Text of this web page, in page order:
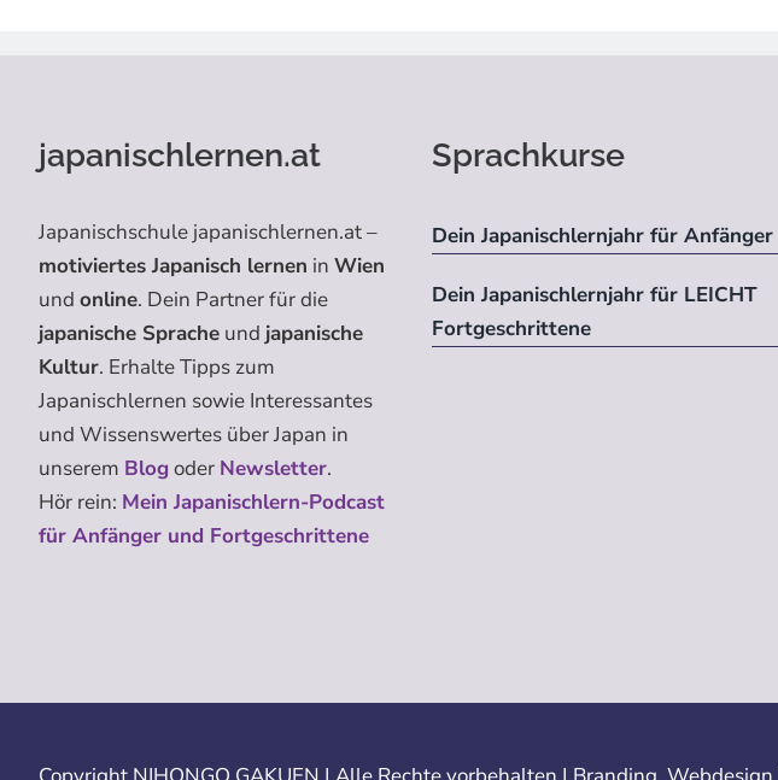
japanischlernen.at
Japanischschule japanischlernen.at –
motiviertes Japanisch lernen in Wien
und online. Dein Partner für die
japanische Spracheund japanische
Kultur. Erhalte Tipps zum
Japanischlernen sowie Interessantes
und Wissenswertes über Japan in
unserem Blogoder Newsletter.
Hör rein: Mein Japanischlern-Podcast
für Anfänger und Fortgeschrittene
Sprachkurse
Dein Japanischlernjahr für Anfänger
Dein Japanischlernjahr für LEICHT
Fortgeschrittene